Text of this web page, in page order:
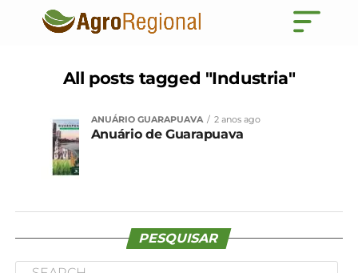
All posts tagged "Industria"
ANUÁRIO GUARAPUAVA 2 anos ago
Anuário de Guarapuava
PESQUISAR